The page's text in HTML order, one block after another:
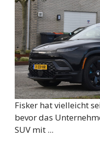
Fisker hat vielleicht
bevor das
SUV mit ...